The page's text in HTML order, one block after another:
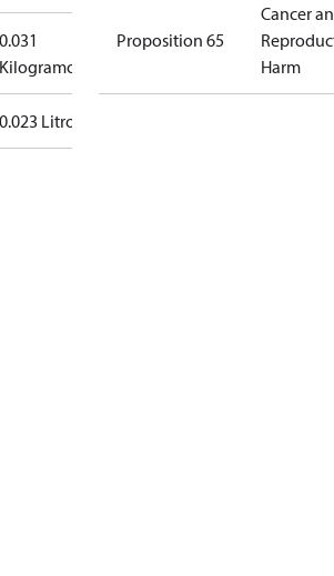
0.031
Kilogramo
0.023 Litro
Proposition 65
Cancer
Harm